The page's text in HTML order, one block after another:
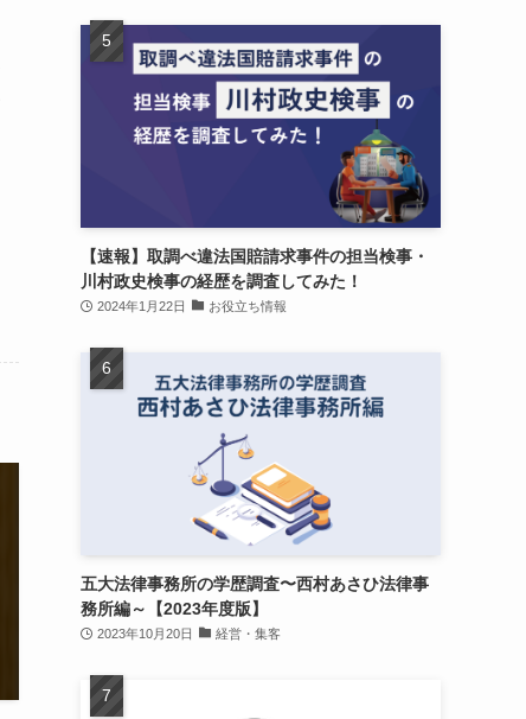
【速報】取調べ違法国賠請求事件の担当検事・
川村政史検事の経歴を調査してみた！
2024年1月22日 お役立ち情報
五大法律事務所の学歴調査〜西村あさひ法律事
務所編～【2023年度版】
2023年10月20日 経営・集客